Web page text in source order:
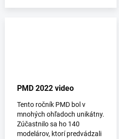
PMD 2022 video
Tento ročník PMD bol v
mnohých ohľadoch unikátny.
Zúčastnilo sa ho 140
modelárov, ktorí predvádzali